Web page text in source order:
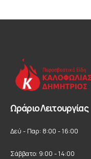
Ωράριο Λειτουργίας
Δεύ - Παρ: 8:00 - 16:00
Σάββατο: 9:00 - 14:00